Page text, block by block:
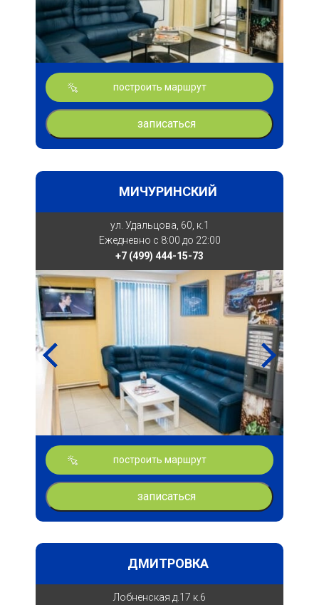
построить маршрут
записаться
МИЧУРИНСКИЙ
ул. Удальцова, 60, к.1
Ежедневно с 8:00 до 22:00
+7 (499) 444-15-73
построить маршрут
записаться
ДМИТРОВКА
Лобненская д.17 к.6